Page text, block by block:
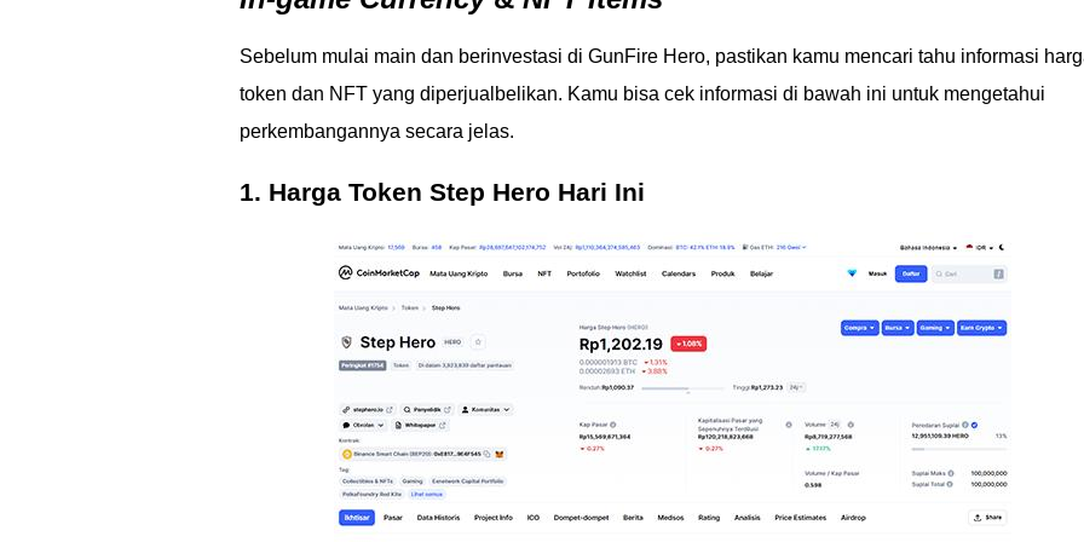
Sebelum mulai main dan berinvestasi di GunFire Hero, pastikan kamu mencari tahu informasi
token dan NFT yang diperjualbelikan. Kamu bisa cek informasi di bawah ini untuk mengetahui
perkembangannya secara jelas.
1. Harga Token Step Hero Hari Ini